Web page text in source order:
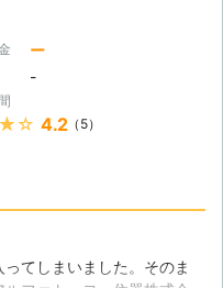
様のお困りごとを解決し、
活が送れるようにサポート
。ガラスの割れやヒビは、
ると大変危険です。気づい
ガラスが原因かどうかの判
いトラブルも多いかと思い
ちはお客様のお困り事でし
もご相談を承っておりま
をご活用ください。
ー
-
4.2 （5）
てしまいました。そのま